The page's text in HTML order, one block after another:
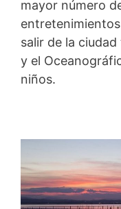
mayor número
salir de la
y el
niños.